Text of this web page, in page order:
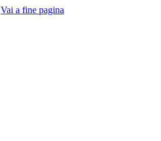
Vai a fine pagina